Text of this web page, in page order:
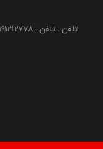
تلفن : تلفن : 02191212778